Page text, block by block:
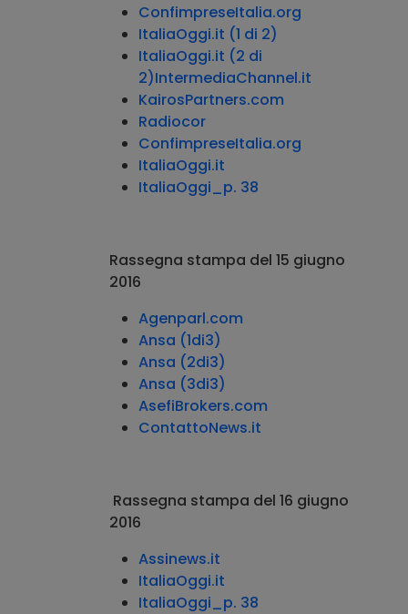
ConfimpreseItalia.org
ItaliaOggi.it (1 di 2)
ItaliaOggi.it (2 di
2)IntermediaChannel.it
KairosPartners.com
Radiocor
ConfimpreseItalia.org
ItaliaOggi.it
ItaliaOggi_p. 38
Rassegna stampa del 15 giugno
2016
Agenparl.com
Ansa (1di3)
Ansa (2di3)
Ansa (3di3)
AsefiBrokers.com
ContattoNews.it
Rassegna stampa del 16 giugno
2016
Assinews.it
ItaliaOggi.it
ItaliaOggi_p. 38